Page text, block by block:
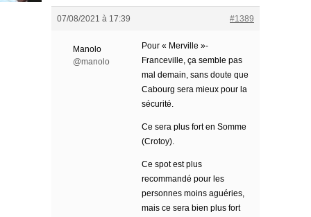
07/08/2021 à 17:39 #1389
Manolo
@manolo
Pour « Merville »-
Franceville, ça semble pas
mal demain, sans doute que
Cabourg sera mieux pour la
sécurité.
Ce sera plus fort en Somme
(Crotoy).
Ce spot est plus
recommandé pour les
personnes moins aguéries,
mais ce sera bien plus fort